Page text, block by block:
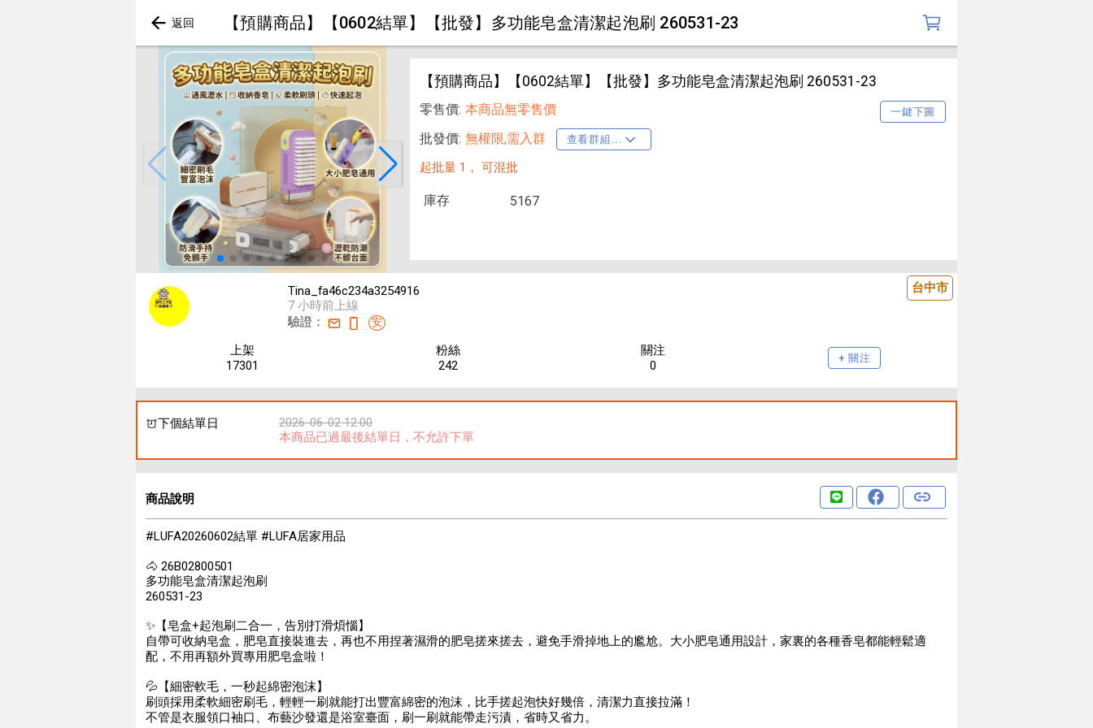
【預購商品】【0602結單】【批發】多功能皂盒清潔起泡刷 260531-23
【預購商品】【0602結單】【批發】多功能皂盒清潔起泡刷 260531-23
零售價: 一鍵下圖
本商品無零售價
批發價: 無權限,需入群 查看群組...
起批量 1， 可混批
庫存 5167
台中市
Tina_fa46c234a3254916
7 小時前上線
驗證：
安
上架
17301
粉絲
242
關注
0
+ 關注
下個結單日
2026-06-02 12:00
本商品已過最後結單日，不允許下單
商品說明
#LUFA20260602結單 #LUFA居家用品
🐴 26B02800501
多功能皂盒清潔起泡刷
260531-23
✨【皂盒+起泡刷二合一，告別打滑煩惱】
自帶可收納皂盒，肥皂直接裝進去，再也不用捏著濕滑的肥皂搓來搓去，避免手滑掉地上的尷尬。大小肥皂通用設計，家裏的各種香皂都能輕鬆適
配，不用再額外買專用肥皂盒啦！
💦【細密軟毛，一秒起綿密泡沫】
刷頭採用柔軟細密刷毛，輕輕一刷就能打出豐富綿密的泡沫，比手搓起泡快好幾倍，清潔力直接拉滿！
不管是衣服領口袖口、布藝沙發還是浴室臺面，刷一刷就能帶走污漬，省時又省力。